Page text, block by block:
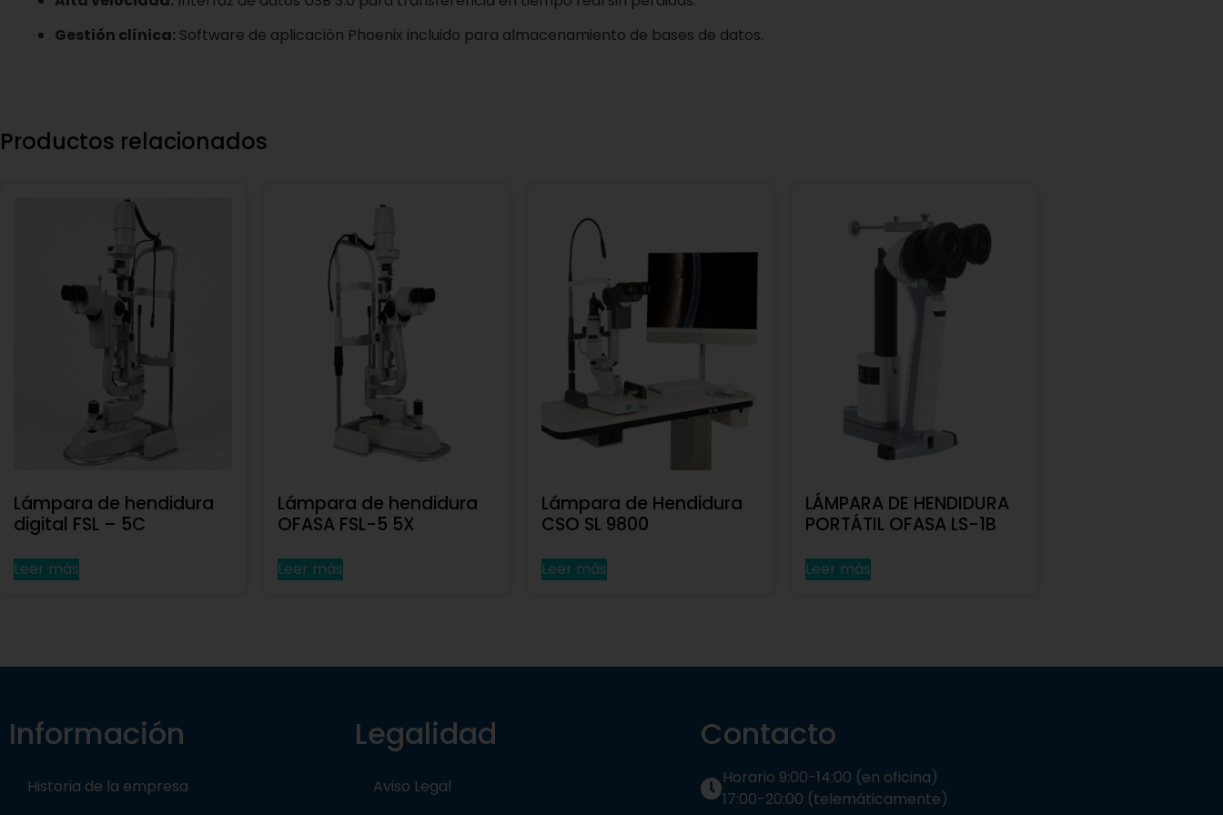
Gestión clínica: Software de aplicación Phoenix incluido para almacenamiento de bases de datos.
Productos relacionados
Lámpara de hendidura
digital FSL – 5C
Leer más
Lámpara de hendidura
OFASA FSL-5 5X
Leer más
Lámpara de Hendidura
CSO SL 9800
Leer más
LÁMPARA DE HENDIDURA
PORTÁTIL OFASA LS-1B
Leer más
Información
Historia de la empresa
Legalidad
Aviso Legal
Contacto
Horario 9:00-14:00 (en oficina)
17:00-20:00 (telemáticamente)